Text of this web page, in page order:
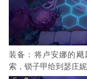
装备：将卢安娜的
索，锁子甲给到瑟庄妮